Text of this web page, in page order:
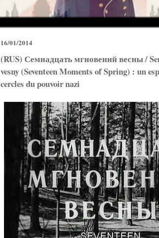
16/01/2014
(RUS) Семнадцать мгновений весны /
vesny (Seventeen Moments of Spring) : un
cercles du pouvoir nazi